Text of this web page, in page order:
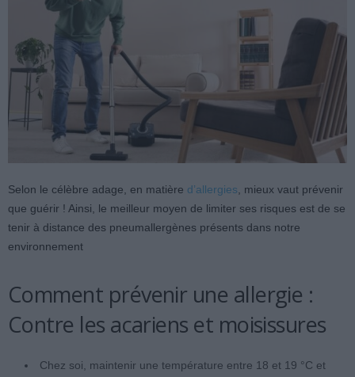
Selon le célèbre adage, en matière d’allergies, mieux vaut prévenir
que guérir ! Ainsi, le meilleur moyen de limiter ses risques est de se
tenir à distance des pneumallergènes présents dans notre
environnement
Comment prévenir une allergie :
Contre les acariens et moisissures
Chez soi, maintenir une température entre 18 et 19 °C et